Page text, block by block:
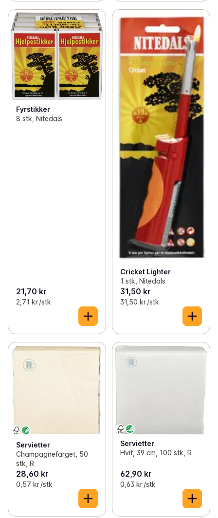
Fyrstikker
8 stk, Nitedals
21,70 kr
2,71 kr /stk
Cricket Lighter
1 stk, Nitedals
31,50 kr
31,50 kr /stk
Servietter
Champagnefarget, 50
stk, R
28,60 kr
0,57 kr /stk
Servietter
Hvit, 39 cm, 100 stk, R
62,90 kr
0,63 kr /stk